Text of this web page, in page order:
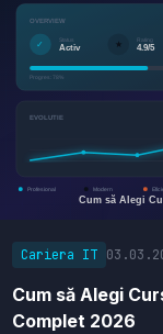
Cariera IT
Cum să Alegi
Complet 2026